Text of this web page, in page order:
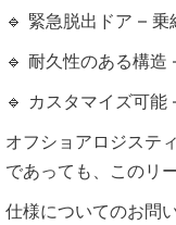
🔹 緊急脱出ドア –
🔹 耐久性のある構造
🔹 カスタマイズ可
オフショアロジステ
であっても、このリ
仕様についてのお問